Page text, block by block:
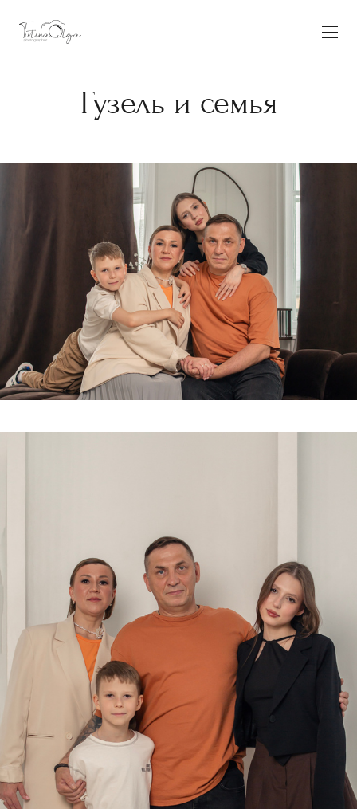
Гузель и семья